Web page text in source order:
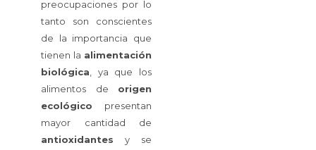
preocupaciones por lo
tanto son conscientes
de la importancia que
tienen la alimentación
biológica , ya que los
alimentos de origen
ecológico presentan
mayor cantidad de
antioxidantes y se